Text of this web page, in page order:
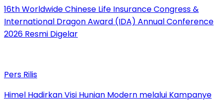
16th Worldwide Chinese Life Insurance Congress &
International Dragon Award (IDA) Annual Conference
2026 Resmi Digelar
Pers Rilis
Himel Hadirkan Visi Hunian Modern melalui Kampanye